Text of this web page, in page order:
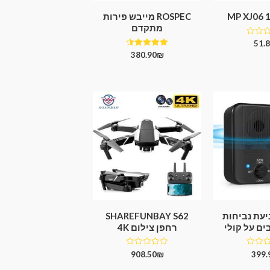
ROSPEC מייבש פירות
מתקדם
דורג
4.50
380.90₪
נביחות
על קולי
SHAREFUNBAY S62
רחפן צילום 4K
דורג908.50₪